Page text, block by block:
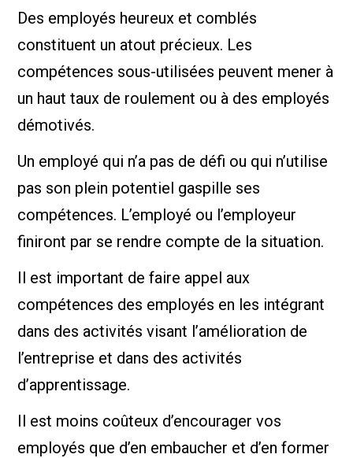
Des employés heureux et comblés
constituent un atout précieux. Les
compétences sous-utilisées peuvent mener à
un haut taux de roulement ou à des employés
démotivés.
Un employé qui n’a pas de défi ou qui n’utilise
pas son plein potentiel gaspille ses
compétences. L’employé ou l’employeur
finiront par se rendre compte de la situation.
Il est important de faire appel aux
compétences des employés en les intégrant
dans des activités visant l’amélioration de
l’entreprise et dans des activités
d’apprentissage.
Il est moins coûteux d’encourager vos
employés que d’en embaucher et d’en former